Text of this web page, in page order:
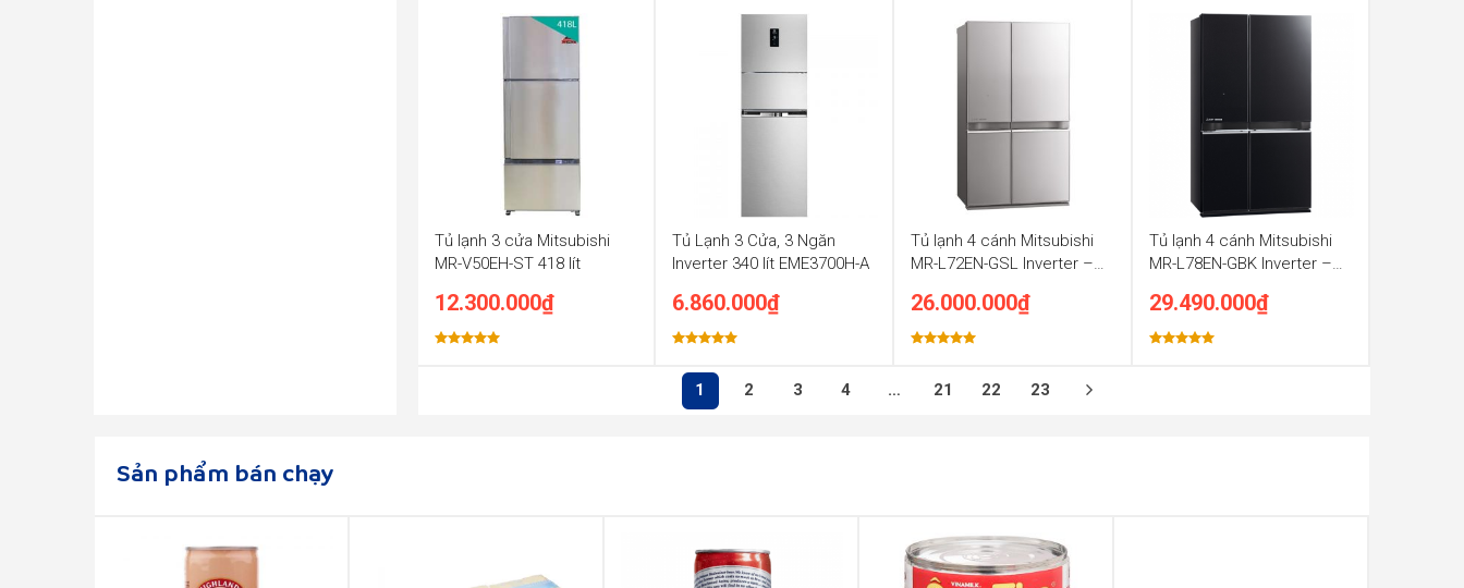
Tủ lạnh 3 cửa Mitsubishi
MR-V50EH-ST 418 lít
12.300.000₫
Tủ Lạnh 3 Cửa, 3 Ngăn
Inverter 340 lít EME3700H-A
6.860.000₫
hạng5.00
5 sao
Tủ lạnh 4 cánh Mitsubishi
MR-L72EN-GSL Inverter –
26.000.000₫
5 sao
Tủ lạnh 4 cánh Mitsubishi
MR-L78EN-GBK Inverter –
29.490.000₫
1 2 3 4 … 21 22 23
Sản phẩm bán chạy